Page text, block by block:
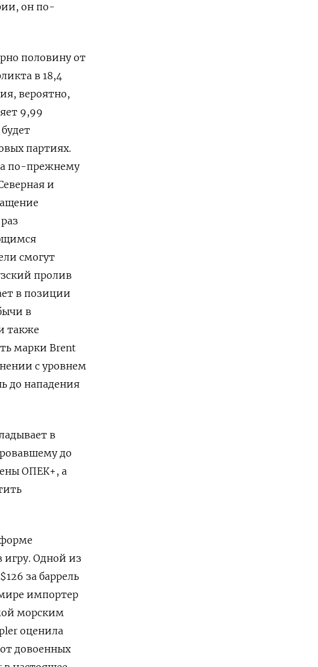
он по-
половину от
в 18,4
вероятно,
9,99
партиях.
по-прежнему
​и
смогут
пролив
в позиции
в
также
марки Brent
с уровнем
до нападения
в
до
ОПЕК+, а
игру. Одной из
за баррель
импортер
морским
оценила
довоенных